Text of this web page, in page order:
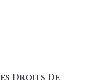
Droits De